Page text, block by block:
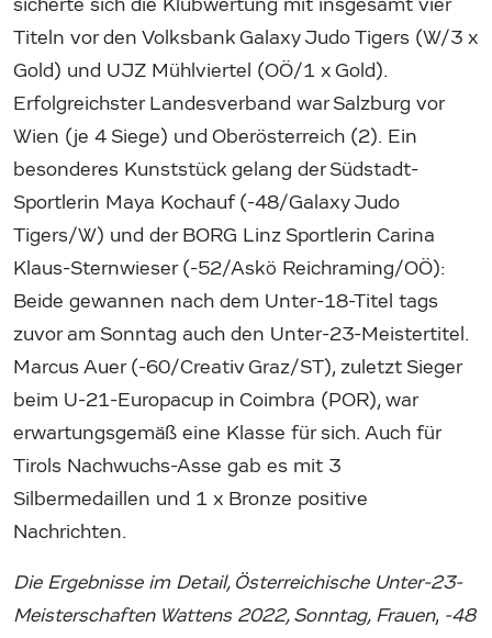
Titeln vor den Volksbank Galaxy Judo Tigers (W/3 x
Gold) und UJZ Mühlviertel (OÖ/1 x Gold).
Erfolgreichster Landesverband war Salzburg vor
Wien (je 4 Siege) und Oberösterreich (2). Ein
besonderes Kunststück gelang der Südstadt-
Sportlerin Maya Kochauf (-48/Galaxy Judo
Tigers/W) und der BORG Linz Sportlerin Carina
Klaus-Sternwieser (-52/Askö Reichraming/OÖ):
Beide gewannen nach dem Unter-18-Titel tags
zuvor am Sonntag auch den Unter-23-Meistertitel.
Marcus Auer (-60/Creativ Graz/ST), zuletzt Sieger
beim U-21-Europacup in Coimbra (POR), war
erwartungsgemäß eine Klasse für sich. Auch für
Tirols Nachwuchs-Asse gab es mit 3
Silbermedaillen und 1 x Bronze positive
Nachrichten.
Die Ergebnisse im Detail, Österreichische Unter-23-
Meisterschaften Wattens 2022, Sonntag, Frauen, -48